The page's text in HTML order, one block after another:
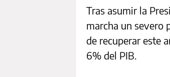
Tras asumir la
marcha un severo
de recuperar este
6% del PIB.